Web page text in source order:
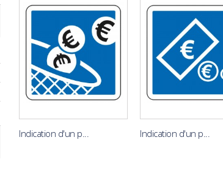
Indication d'un p... Indication d'un p...